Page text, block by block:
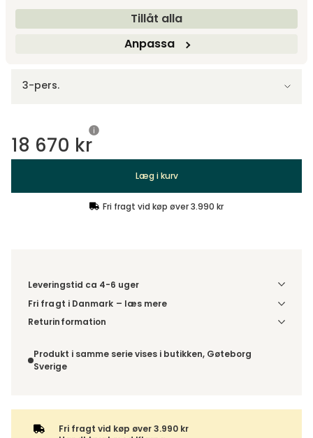
Tillåt alla
Anpassa
Vis flere +5
3-pers.
18 670 kr
Læg i kurv
Fri fragt vid køp øver 3.990 kr
Leveringstid ca 4-6 uger
Fri fragt i Danmark – læs mere
Denne vare leveres til din dør/tomtgrænse. Inden levering
produkter, sendes hele ordren samlet.
Returinformation
fortrydelsesret.
Produkt i samme serie vises i butikken, Gøteborg
Sverige
Fri fragt vid køp øver 3.990 kr